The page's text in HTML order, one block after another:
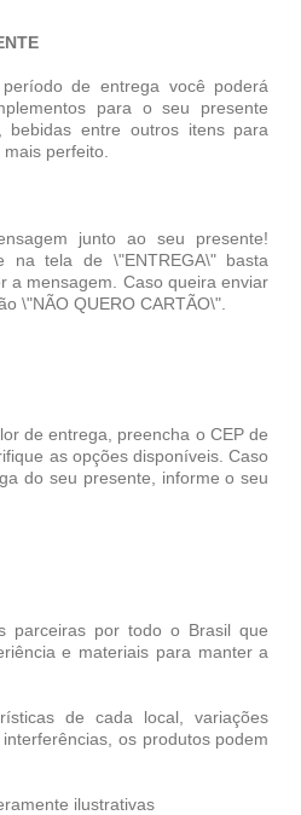
de entrega você poder
para o seu presente
bebidas entre outros itens para
perfeito.
junto ao seu presente!
na tela de \"ENTREGA\" basta
a mensagem. Caso queira enviar
\"NÃO QUERO CARTÃO\".
de entrega, preencha o CEP de
as opções disponíveis. Caso
do seu presente, informe o seu
parceiras por todo o Brasil que
e materiais para manter a
de cada local, variações
os produtos podem
ilustrativas